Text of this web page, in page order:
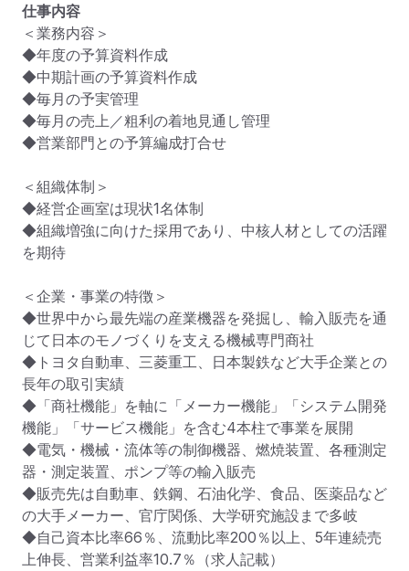
仕事内容
＜業務内容＞
◆年度の予算資料作成
◆中期計画の予算資料作成
◆毎月の予実管理
◆毎月の売上／粗利の着地見通し管理
◆営業部門との予算編成打合せ
＜組織体制＞
◆経営企画室は現状1名体制
◆組織増強に向けた採用であり、中核人材としての活躍
を期待
＜企業・事業の特徴＞
◆世界中から最先端の産業機器を発掘し、輸入販売を通
じて日本のモノづくりを支える機械専門商社
◆トヨタ自動車、三菱重工、日本製鉄など大手企業との
長年の取引実績
◆「商社機能」を軸に「メーカー機能」「システム開発
機能」「サービス機能」を含む4本柱で事業を展開
◆電気・機械・流体等の制御機器、燃焼装置、各種測定
器・測定装置、ポンプ等の輸入販売
◆販売先は自動車、鉄鋼、石油化学、食品、医薬品など
の大手メーカー、官庁関係、大学研究施設まで多岐
◆自己資本比率66％、流動比率200％以上、5年連続売
上伸長、営業利益率10.7％（求人記載）